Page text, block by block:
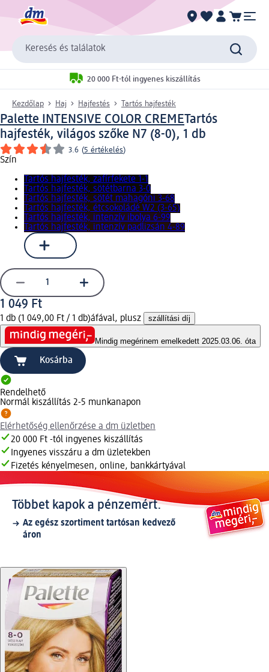
Keresés és találatok
20 000 Ft-tól ingyenes kiszállítás
Kezdőlap Haj Hajfestés Tartós hajfesték
Palette INTENSIVE COLOR CREMETartós
hajfesték, világos szőke N7 (8-0), 1 db
3.6 (5 értékelés)
Szín
Tartós hajfesték, zafírfekete 1-1
Tartós hajfesték, sötétbarna 3-0
Tartós hajfesték, sötét mahagóni 3-68
Tartós hajfesték, étcsokoládé W2 (3-65)
Tartós hajfesték, intenzív ibolya 6-99
Tartós hajfesték, intenzív padlizsán 4-89
1 049 Ft
1 db (1 049,00 Ft / 1 db)áfával, plusz szállítási díj
Mindig megérinem emelkedett 2025.03.06. óta
Kosárba
Rendelhető
Normál kiszállítás 2-5 munkanapon
Elérhetőség ellenőrzése a dm üzletben
20 000 Ft -tól ingyenes kiszállítás
Ingyenes visszáru a dm üzletekben
Fizetés kényelmesen, online, bankkártyával
Többet kapok a pénzemért.
Az egész szortiment tartósan kedvező
áron